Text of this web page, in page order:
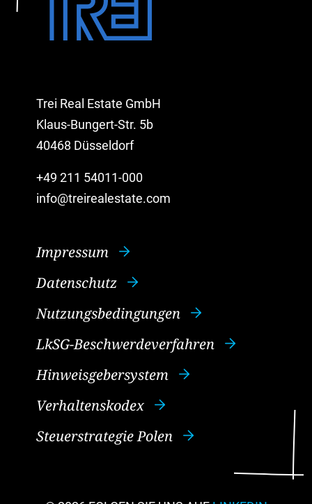
Trei Real Estate GmbH
Klaus-Bungert-Str. 5b
40468 Düsseldorf
+49 211 54011-000
info@treirealestate.com
Impressum
Datenschutz
Nutzungsbedingungen
LkSG-Beschwerdeverfahren
Hinweisgebersystem
Verhaltenskodex
Steuerstrategie Polen